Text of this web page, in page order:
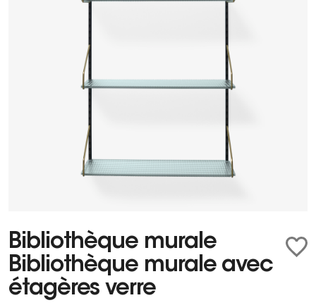
Bibliothèque murale
Bibliothèque murale avec
étagères verre